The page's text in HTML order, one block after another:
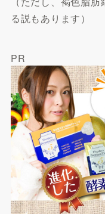
る説もあります）
PR